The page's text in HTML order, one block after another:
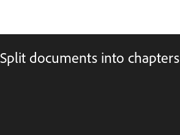
Split documents into chapters